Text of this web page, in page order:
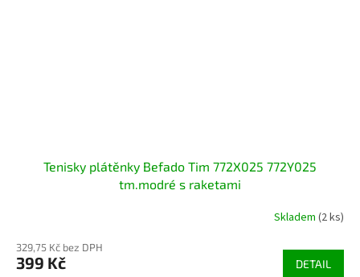
Tenisky plátěnky Befado Tim 772X025 772Y025
tm.modré s raketami
Skladem (2 ks)
329,75 Kč bez DPH
399 Kč DETAIL